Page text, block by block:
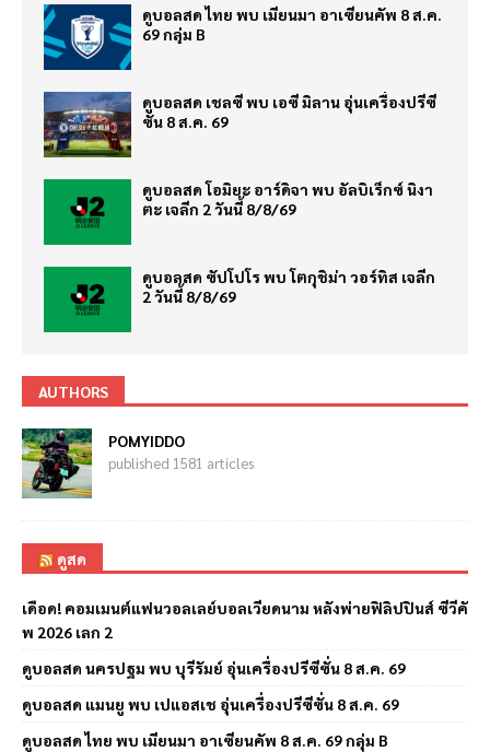
ดูบอลสด ไทย พบ เมียนมา อาเซียนคัพ 8 ส.ค.
69 กลุ่ม B
ดูบอลสด เชลซี พบ เอซี มิลาน อุ่นเครื่องปรีซี
ซั่น 8 ส.ค. 69
ดูบอลสด โอมิยะ อาร์ดิจา พบ อัลบิเร็กซ์ นิงา
ตะ เจลีก 2 วันนี้ 8/8/69
ดูบอลสด ซัปโปโร พบ โตกุชิม่า วอร์ทิส เจลีก
2 วันนี้ 8/8/69
AUTHORS
POMYIDDO
published 1581 articles
ดูสด
เดือด! คอมเมนต์แฟนวอลเลย์บอลเวียดนาม หลังพ่ายฟิลิปปินส์ ซีวีคั
พ 2026 เลก 2
ดูบอลสด นครปฐม พบ บุรีรัมย์ อุ่นเครื่องปรีซีซั่น 8 ส.ค. 69
ดูบอลสด แมนยู พบ เปแอสเช อุ่นเครื่องปรีซีซั่น 8 ส.ค. 69
ดูบอลสด ไทย พบ เมียนมา อาเซียนคัพ 8 ส.ค. 69 กลุ่ม B